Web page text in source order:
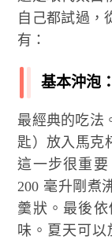
自己都試過，
有：
基本沖泡
最經典的吃法
匙）放入馬
這一步很重
200 毫升剛煮
羹狀。最後
味。夏天可